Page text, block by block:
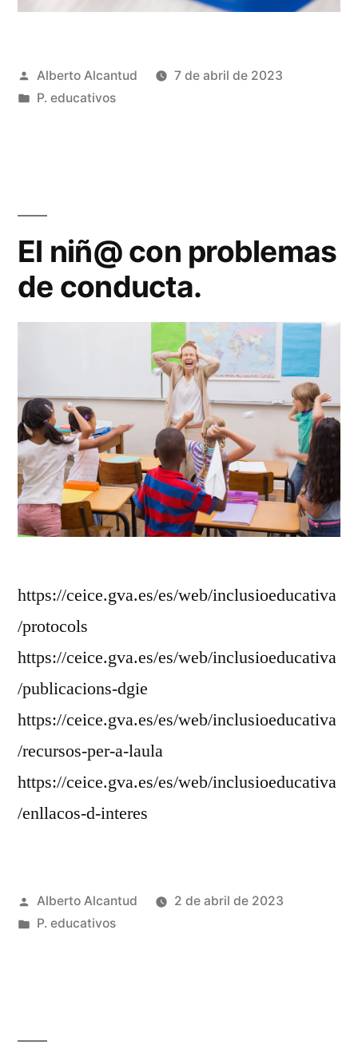
Publicado
por
Alberto Alcantud
7 de abril de 2023
Publicado
P. educativos
El niñ@ con problemas
de conducta.
https://ceice.gva.es/es/web/inclusioeducativa
/protocols
https://ceice.gva.es/es/web/inclusioeducativa
/publicacions-dgie
https://ceice.gva.es/es/web/inclusioeducativa
/recursos-per-a-laula
https://ceice.gva.es/es/web/inclusioeducativa
/enllacos-d-interes
Publicado
por
Alberto Alcantud
2 de abril de 2023
Publicado
P. educativos